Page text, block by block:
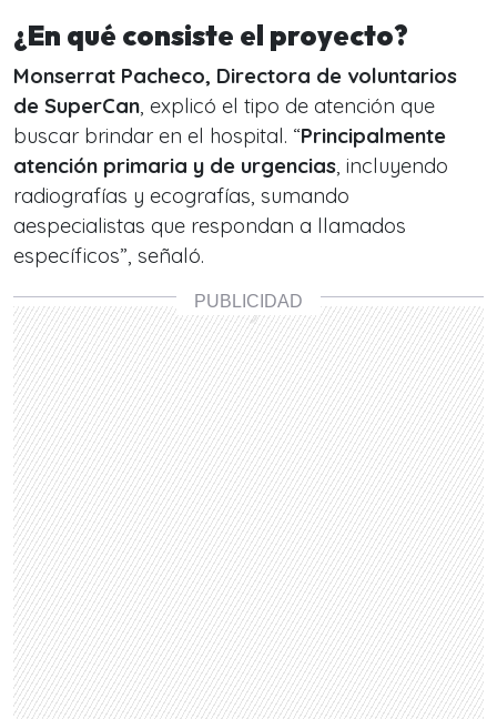
¿En qué consiste el proyecto?
Monserrat Pacheco, Directora de voluntarios
de SuperCan, explicó el tipo de atención que
buscar brindar en el hospital. “Principalmente
atención primaria y de urgencias, incluyendo
radiografías y ecografías, sumando
aespecialistas que respondan a llamados
específicos”, señaló.